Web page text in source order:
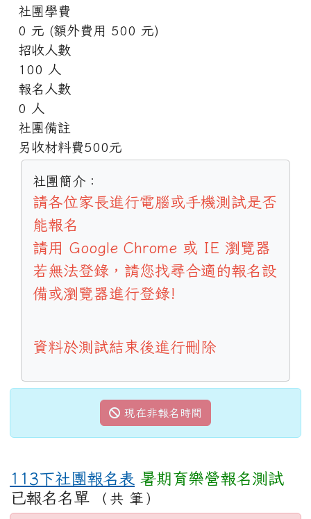
社團學費
0 元 (額外費用 500 元)
招收人數
100 人
報名人數
0 人
社團備註
另收材料費500元
社團簡介：
請各位家長進行電腦或手機測試是否
能報名
請用 Google Chrome 或 IE 瀏覽器
若無法登錄，請您找尋合適的報名設
備或瀏覽器進行登錄!
資料於測試結束後進行刪除
現在非報名時間
113下社團報名表 暑期育樂營報名測試
已報名名單
（共 筆）